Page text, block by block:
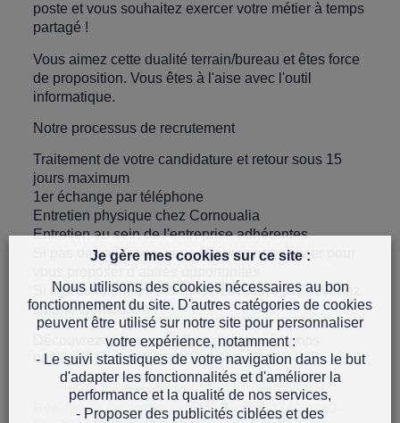
poste et vous souhaitez exercer votre métier à temps
partagé !
Vous aimez cette dualité terrain/bureau et êtes force
de proposition. Vous êtes à l'aise avec l'outil
informatique.
Notre processus de recrutement
Traitement de votre candidature et retour sous 15
jours maximum
1er échange par téléphone
Entretien physique chez Cornoualia
Entretien au sein de l'entreprise adhérentes
Si pas de validation, vous intégrez notre vivier pour
Si tout colle entre l'entreprise et vous, vous devenez
salarié Cornoualia !
Découvrez toutes nosoffres d'emploi à temps
partagé à Quimper et en Finistère Sud.
Référence de l'offre : ef1117ff-ace7-4749-a083-
Je gère mes cookies sur ce site :
Nous utilisons des cookies nécessaires au bon
fonctionnement du site. D'autres catégories de cookies
peuvent être utilisé sur notre site pour personnaliser
votre expérience, notamment :
- Le suivi statistiques de votre navigation dans le but
d'adapter les fonctionnalités et d'améliorer la
performance et la qualité de nos services,
- Proposer des publicités ciblées et des